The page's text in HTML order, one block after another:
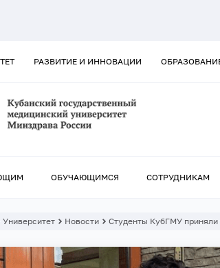
РАЗВИТИЕ И ИННОВАЦИИ
ОБУЧАЮЩИМСЯ СОТРУДНИКАМ
Университет Новости Студенты КубГМУ приняли